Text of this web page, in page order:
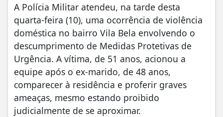
A Polícia Militar atendeu, na tarde desta
quarta-feira (10), uma ocorrência de violência
doméstica no bairro Vila Bela envolvendo o
descumprimento de Medidas Protetivas de
Urgência. A vítima, de 51 anos, acionou a
equipe após o ex-marido, de 48 anos,
comparecer à residência e proferir graves
ameaças, mesmo estando proibido
judicialmente de se aproximar.